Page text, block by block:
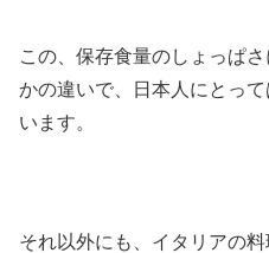
この、保存食量のしょっぱ
かの違いで、日本人にとっ
います。
それ以外にも、イタリアの